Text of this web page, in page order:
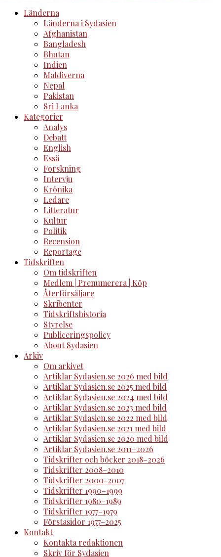
Länderna
Länderna i Sydasien
Afghanistan
Bangladesh
Bhutan
Indien
Maldiverna
Nepal
Pakistan
Sri Lanka
Kategorier
Analys
Debatt
English
Essä
Forskning
Intervju
Krönika
Ledare
Litteratur
Kultur
Politik
Recension
Reportage
Tidskriften
Om tidskriften
Medlem | Prenumerera | Köp
Återförsäljare
Skribenter
Tidskriftshistoria
Styrelse
Publiceringspolicy
About Sydasien
Arkiv
Om arkivet
Artiklar Sydasien.se 2026 med bild
Artiklar Sydasien.se 2025 med bild
Artiklar Sydasien.se 2024 med bild
Artiklar Sydasien.se 2023 med bild
Artiklar Sydasien.se 2022 med bild
Artiklar Sydasien.se 2021 med bild
Artiklar Sydasien.se 2020 med bild
Artiklar Sydasien.se 2011–2026
Tidskrifter och böcker 2018–2026
Tidskrifter 2008–2010
Tidskrifter 2000-2007
Tidskrifter 1990–1999
Tidskrifter 1980–1989
Tidskrifter 1977–1979
Förstasidor 1977–2025
Kontakt
Kontakta redaktionen
Skriv för Sydasien